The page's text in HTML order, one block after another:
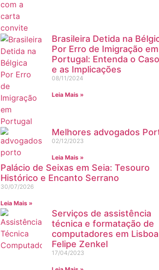
Brasileira Detida na
Por Erro de Imigração em
Portugal: Entenda o Caso
e as Implicações
08/11/2024
Leia Mais »
Melhores advogados
02/12/2023
Leia Mais »
Palácio de Seixas em Seia: Tesouro
Histórico e Encanto Serrano
30/07/2026
Leia Mais »
Serviços de assistência
técnica e formatação de
computadores em
Felipe Zenkel
17/04/2023